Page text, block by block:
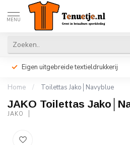
MENU
Eigen uitgebreide textieldrukkerij
Home / Toilettas Jako│Navyblue
JAKO Toilettas
JAKO